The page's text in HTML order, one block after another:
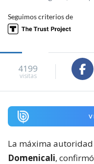
Seguimos criterios de
4199
visitas
La máxima
Domenicali,